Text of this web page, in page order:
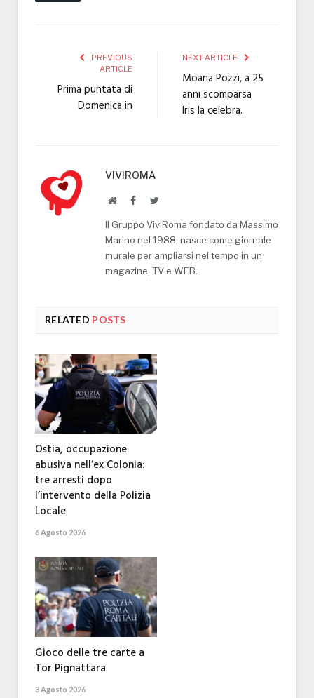
PREVIOUS
ARTICLE
Prima puntata di
Domenica in
NEXT ARTICLE
Moana Pozzi, a 25
anni scomparsa
Iris la celebra.
VIVIROMA
WebsiteFacebookTwitter
Il Gruppo ViviRoma fondato da Massimo
Marino nel 1988, nasce come giornale
murale per ampliarsi nel tempo in un
magazine, TV e WEB.
RELATED POSTS
Ostia, occupazione
abusiva nell’ex Colonia:
tre arresti dopo
l’intervento della Polizia
Locale
6 Agosto 2026
Gioco delle tre carte a
Tor Pignattara
3 Agosto 2026